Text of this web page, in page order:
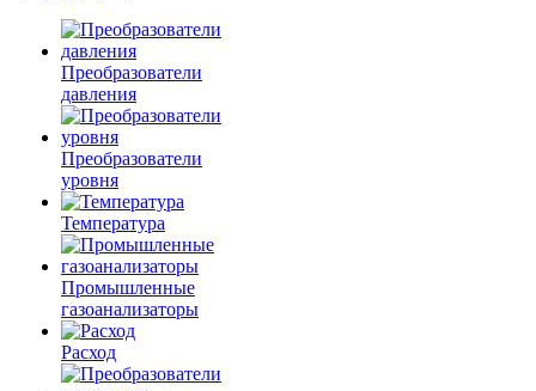
Преобразователи
давления
Преобразователи
уровня
Температура
Промышленные
газоанализаторы
Расход